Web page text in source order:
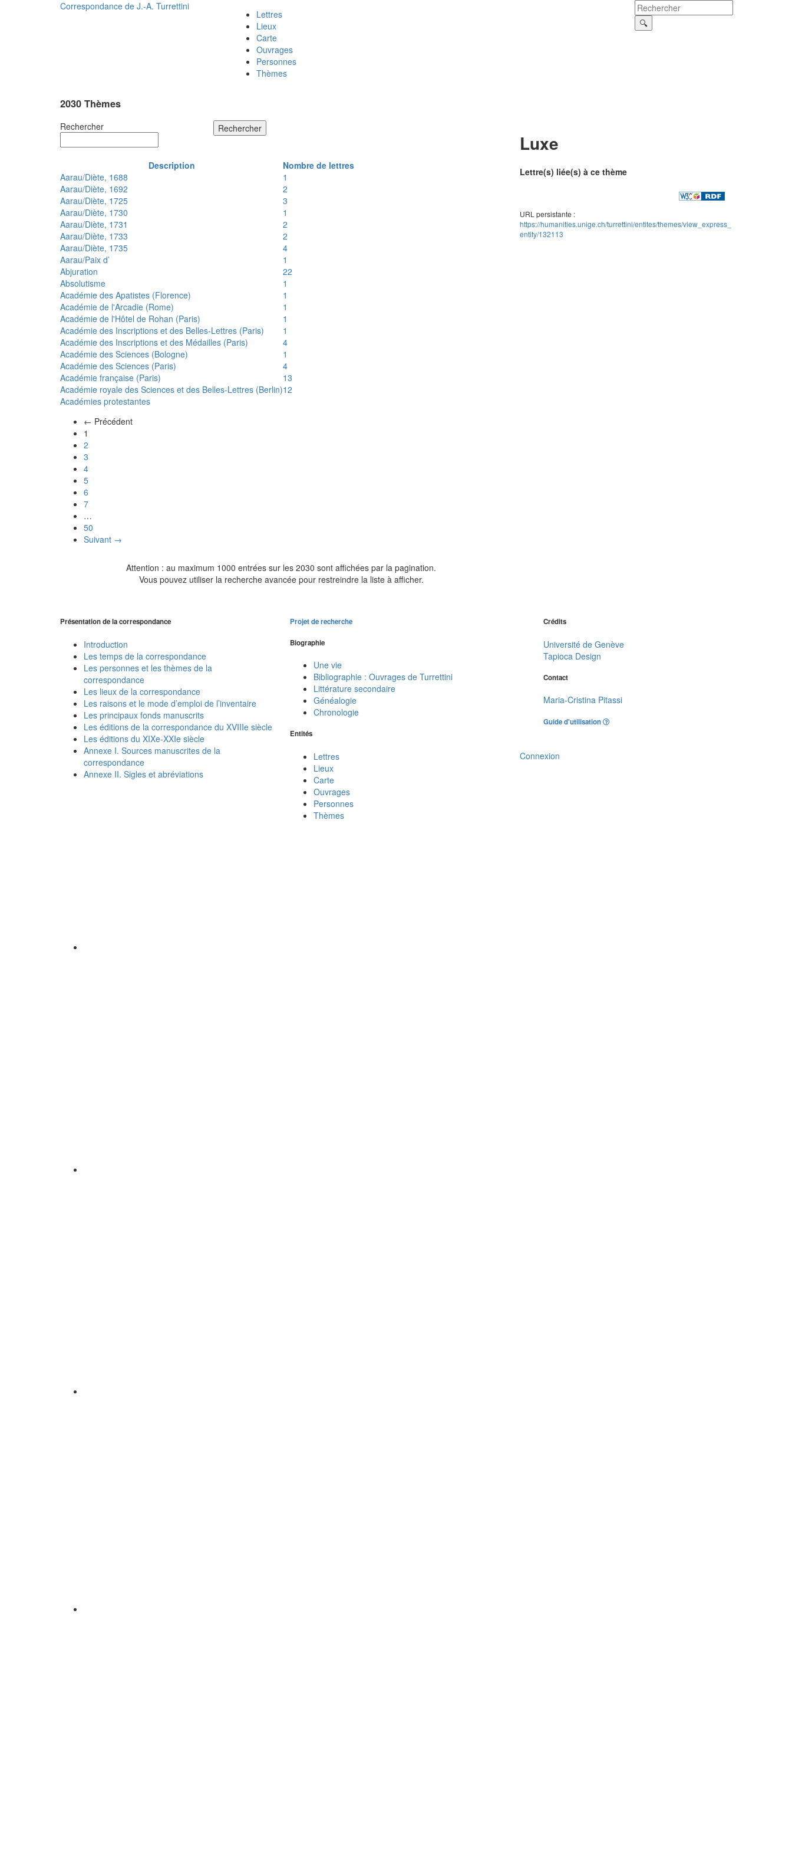
Correspondance de J.-A. Turrettini
Lettres
Lieux
Carte
Ouvrages
Personnes
Thèmes
2030 Thèmes
Rechercher Rechercher
Description
Nombre de lettres
Aarau/Diète, 1688
1
Aarau/Diète, 1692
2
Aarau/Diète, 1725
3
Aarau/Diète, 1730
1
Aarau/Diète, 1731
2
Aarau/Diète, 1733
2
Aarau/Diète, 1735
4
Aarau/Paix d’
1
Abjuration
22
Absolutisme
1
Académie des Apatistes (Florence)
1
Académie de l'Arcadie (Rome)
1
Académie de l'Hôtel de Rohan (Paris)
1
Académie des Inscriptions et des Belles-Lettres (Paris)
1
Académie des Inscriptions et des Médailles (Paris)
4
Académie des Sciences (Bologne)
1
Académie des Sciences (Paris)
4
Académie française (Paris)
13
Académie royale des Sciences et des Belles-Lettres (Berlin)12
Académies protestantes
← Précédent
1
2
3
4
5
6
7
…
50
Suivant →
Attention : au maximum 1000 entrées sur les 2030 sont affichées par la pagination.
Vous pouvez utiliser la recherche avancée pour restreindre la liste à afficher.
Luxe
Lettre(s) liée(s) à ce thème
URL persistante :
https://humanities.unige.ch/turrettini/entites/themes/view_express_
entity/132113
Présentation de la correspondance
Introduction
Les temps de la correspondance
Les personnes et les thèmes de la
correspondance
Les lieux de la correspondance
Les raisons et le mode d’emploi de l’inventaire
Les principaux fonds manuscrits
Les éditions de la correspondance du XVIIIe siècle
Les éditions du XIXe-XXIe siècle
Annexe I. Sources manuscrites de la
correspondance
Annexe II. Sigles et abréviations
Projet de recherche
Biographie
Une vie
Bibliographie : Ouvrages de Turrettini
Littérature secondaire
Généalogie
Chronologie
Entités
Lettres
Lieux
Carte
Ouvrages
Personnes
Thèmes
Crédits
Université de Genève
Tapioca Design
Contact
Maria-Cristina Pitassi
Guide d'utilisation
Connexion